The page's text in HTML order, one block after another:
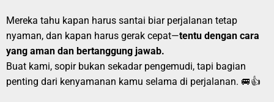
Mereka tahu kapan harus santai biar perjalanan tetap
nyaman, dan kapan harus gerak cepat—tentu dengan cara
yang aman dan bertanggung jawab.
Buat kami, sopir bukan sekadar pengemudi, tapi bagian
penting dari kenyamanan kamu selama di perjalanan. 🚐👍